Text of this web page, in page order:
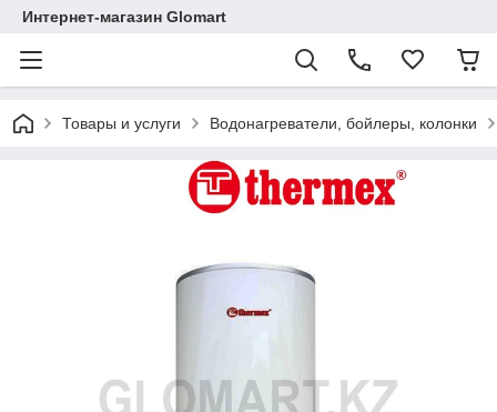
Интернет-магазин Glomart
Товары и услуги Водонагреватели, бойлеры, колонки